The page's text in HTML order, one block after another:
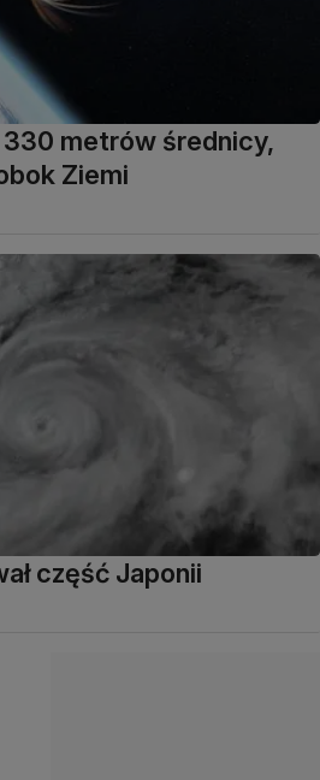
metrów średnicy,
Ziemi
część Japonii